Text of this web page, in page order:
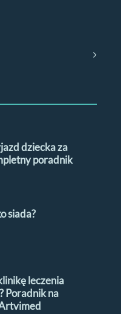
dziecka za
poradnik
siada?
leczenia
Poradnik na